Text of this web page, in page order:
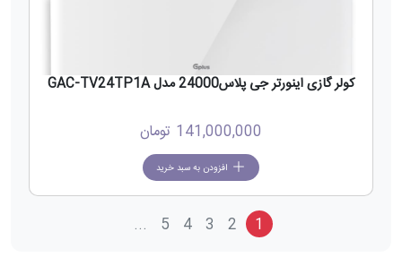
کولر گازی اینورتر جی پلاس24000 مدل GAC-TV24TP1A
141,000,000 تومان
افزودن به سبد خرید
1
2
3
4
5
...